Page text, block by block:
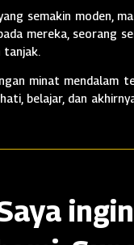
semakin moden,
mereka, seorang
tanjak.
minat mendalam
belajar, dan